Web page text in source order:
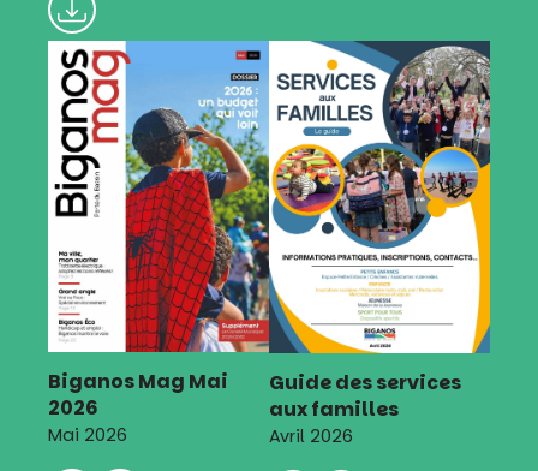
Biganos Mag Mai
2026
Mai 2026
Guide des services
aux familles
Avril 2026